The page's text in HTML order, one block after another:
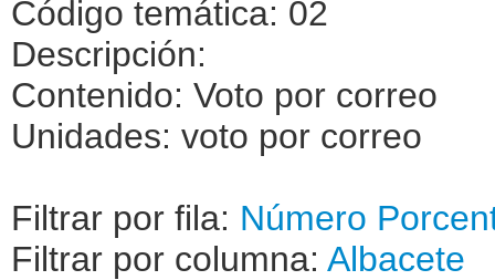
Código temática: 02
Descripción:
Contenido: Voto por correo
Unidades: voto por correo
Filtrar por fila: Número
Filtrar por columna: Albacete